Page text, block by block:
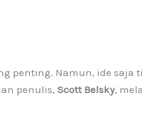
penting. Namun, ide saja
penulis, Scott Belsky,